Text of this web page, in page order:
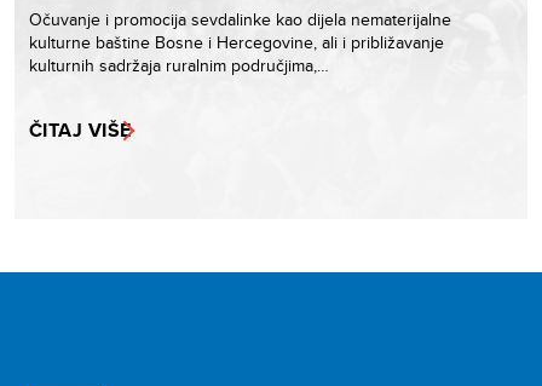
Očuvanje i promocija sevdalinke kao dijela nematerijalne
kulturne baštine Bosne i Hercegovine, ali i približavanje
kulturnih sadržaja ruralnim područjima,…
ČITAJ VIŠE